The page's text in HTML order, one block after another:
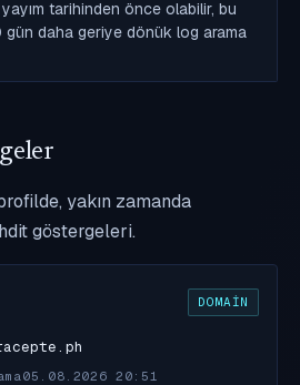
tarihinden önce olabilir, bu
daha geriye dönük log arama
yakın zamanda
göstergeleri.
DOMAIN
05.08.2026 20:51